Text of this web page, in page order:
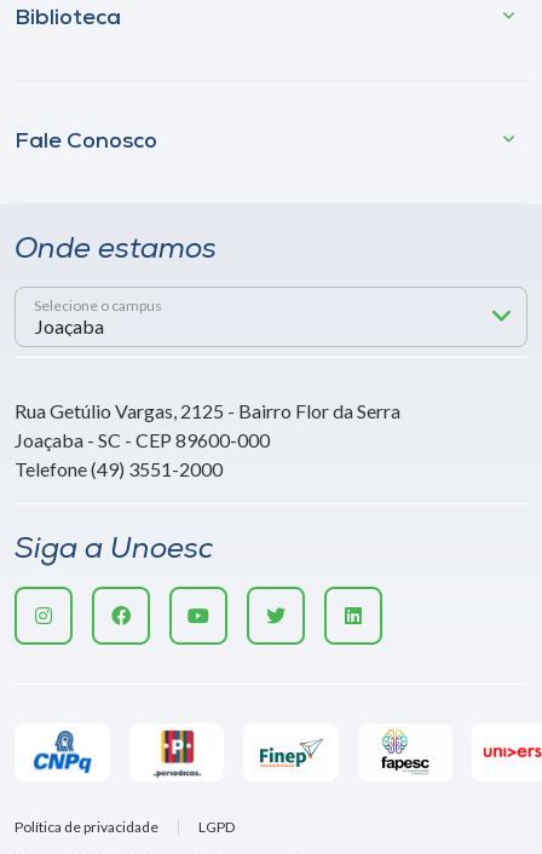
Biblioteca
Fale Conosco
Onde estamos
Selecione o campus
Rua Getúlio Vargas, 2125 - Bairro Flor da Serra
Joaçaba - SC - CEP 89600-000
Telefone (49) 3551-2000
Siga a Unoesc
Política de privacidade LGPD